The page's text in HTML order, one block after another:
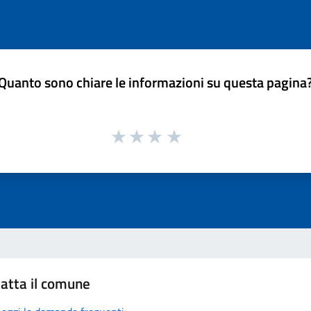
sono chiare le informazioni su questa
il comune